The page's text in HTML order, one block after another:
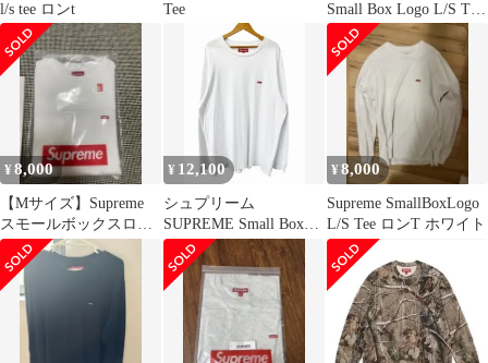
l/s tee ロンt
Tee
Small Box Logo L/S Tee
S
¥8,000
【Mサイズ】Supreme
スモールボックスロゴ
L/S ホワイト
¥ 12,100
シュプリーム
SUPREME Small Box
L/S Tee スモール ボッ
クス ロゴ 半袖Tシャツ
XXL 白 ホワイト ブラ
ンド古着ベクトル 中古
☆AA★260618
¥8,000
Supreme SmallBoxLogo
L/S Tee ロンT ホワイト